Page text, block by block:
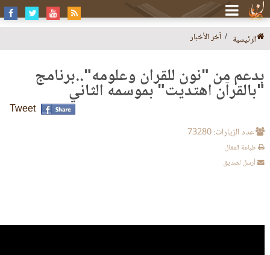
الرئيسية آخر الأخبار
بدعم من "نون للقرآن وعلومه"..برنامج
"بالقرآن اهتديت" بموسمه الثاني
Tweet
عدد الزيارات: 73280
طباعة المقال
أرسل لصديق